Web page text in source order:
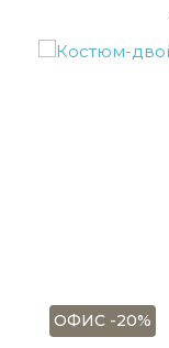
ОФИС -20%